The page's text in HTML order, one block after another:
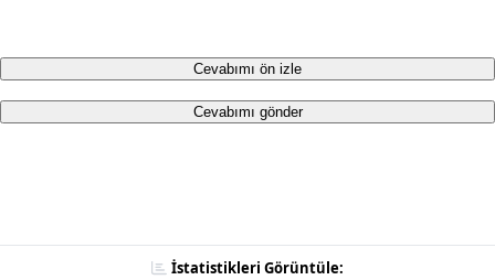
Cevabımı ön izle
Cevabımı gönder
İstatistikleri Görüntüle: